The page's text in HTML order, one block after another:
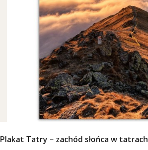
Plakat Tatry – zachód słońca w tatrach